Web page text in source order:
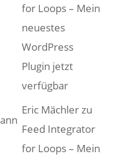
for Loops – Mein
neuestes
WordPress
Plugin jetzt
verfügbar
Eric Mächlerzu
Feed Integrator
for Loops – Mein